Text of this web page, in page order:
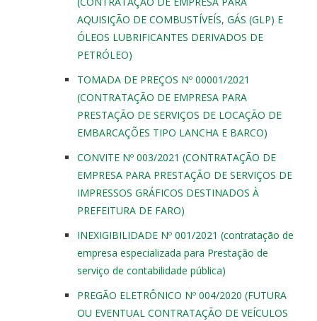
AQUISIÇÃO DE COMBUSTÍVEÍS, GÁS (GLP) E
ÓLEOS LUBRIFICANTES DERIVADOS DE
PETRÓLEO)
TOMADA DE PREÇOS Nº 00001/2021
(CONTRATAÇÃO DE EMPRESA PARA
PRESTAÇÃO DE SERVIÇOS DE LOCAÇÃO DE
EMBARCAÇÕES TIPO LANCHA E BARCO)
CONVITE Nº 003/2021 (CONTRATAÇÃO DE
EMPRESA PARA PRESTAÇÃO DE SERVIÇOS DE
IMPRESSOS GRÁFICOS DESTINADOS À
PREFEITURA DE FARO)
INEXIGIBILIDADE Nº 001/2021 (contratação de
empresa especializada para Prestação de
serviço de contabilidade pública)
PREGÃO ELETRÔNICO Nº 004/2020 (FUTURA
OU EVENTUAL CONTRATAÇÃO DE VEÍCULOS